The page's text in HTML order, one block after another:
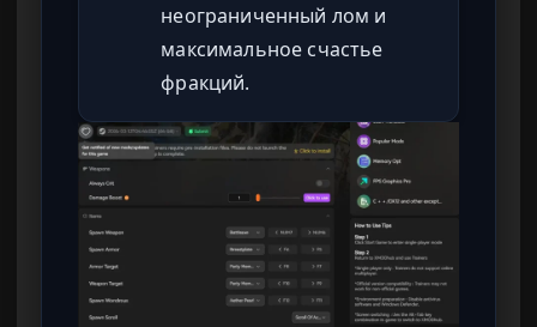
неограниченный лом и
максимальное счастье
фракций.